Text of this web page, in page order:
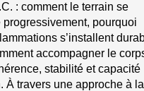
: comment le terrain se
pourquoi
s’installent
accompagner le
stabilité et capacité
À travers une approche à